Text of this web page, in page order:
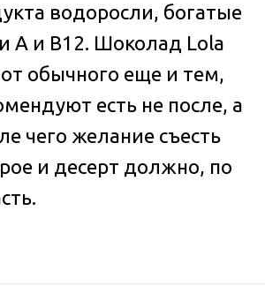
водоросли, богатые
А и В12. Шоколад Lola
обычного еще и тем,
есть не после, а
чего желание съесть
и десерт должно, по